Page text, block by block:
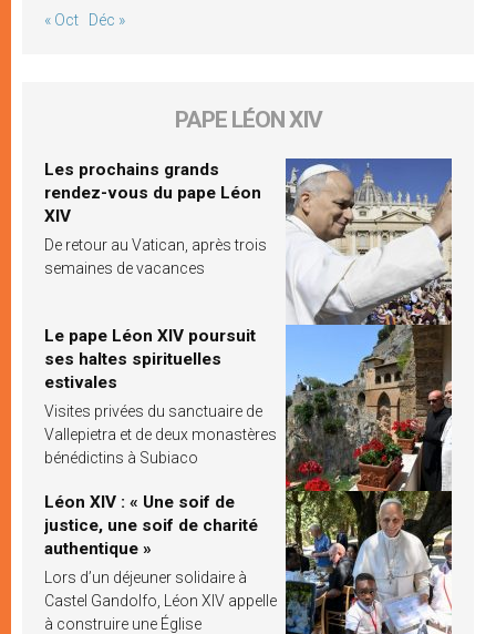
« Oct Déc »
PAPE LÉON XIV
Les prochains grands
rendez-vous du pape Léon
XIV
De retour au Vatican, après trois
semaines de vacances
Le pape Léon XIV poursuit
ses haltes spirituelles
estivales
Visites privées du sanctuaire de
Vallepietra et de deux monastères
bénédictins à Subiaco
Léon XIV : « Une soif de
justice, une soif de charité
authentique »
Lors d’un déjeuner solidaire à
Castel Gandolfo, Léon XIV appelle
à construire une Église